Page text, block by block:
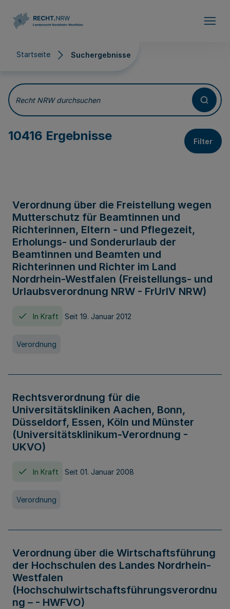
Startseite Suchergebnisse
Suchergebnisse
Recht NRW durchsuchen
10416 Ergebnisse Filter
Verordnung über die Freistellung wegen
Mutterschutz für Beamtinnen und
Richterinnen, Eltern - und Pflegezeit,
Erholungs- und Sonderurlaub der
Beamtinnen und Beamten und
Richterinnen und Richter im Land
Nordrhein-Westfalen (Freistellungs- und
Urlaubsverordnung NRW - FrUrlV NRW)
In Kraft Seit 19. Januar 2012
Verordnung
Rechtsverordnung für die
Universitätskliniken Aachen, Bonn,
Düsseldorf, Essen, Köln und Münster
(Universitätsklinikum-Verordnung -
UKVO)
In Kraft Seit 01. Januar 2008
Verordnung
Verordnung über die Wirtschaftsführung
der Hochschulen des Landes Nordrhein-
Westfalen
(Hochschulwirtschaftsführungsverordnu
ng – - HWFVO)